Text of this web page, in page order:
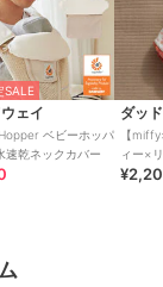
順番で留めます。
ださい。図3参
はL（弱）でお好
SALE
ェイ
ベビーホッパ
速乾ネックカバー
ダッ
【
ィー×
ドゥー